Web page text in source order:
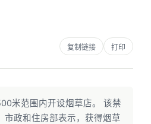
复制链接 打印
米范围内开设烟草店。 该禁
政和住房部表示，获得烟草